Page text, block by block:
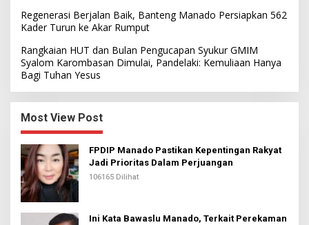
Regenerasi Berjalan Baik, Banteng Manado Persiapkan 562
Kader Turun ke Akar Rumput
Rangkaian HUT dan Bulan Pengucapan Syukur GMIM
Syalom Karombasan Dimulai, Pandelaki: Kemuliaan Hanya
Bagi Tuhan Yesus
Most View Post
FPDIP Manado Pastikan Kepentingan Rakyat
Jadi Prioritas Dalam Perjuangan
106165 Dilihat
Ini Kata Bawaslu Manado, Terkait Perekaman